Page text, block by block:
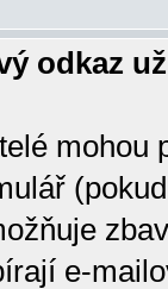
odkaz
mohou
e-